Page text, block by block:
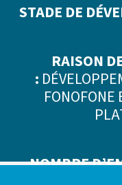
STADE DE
RAISON
:
NOMBRE